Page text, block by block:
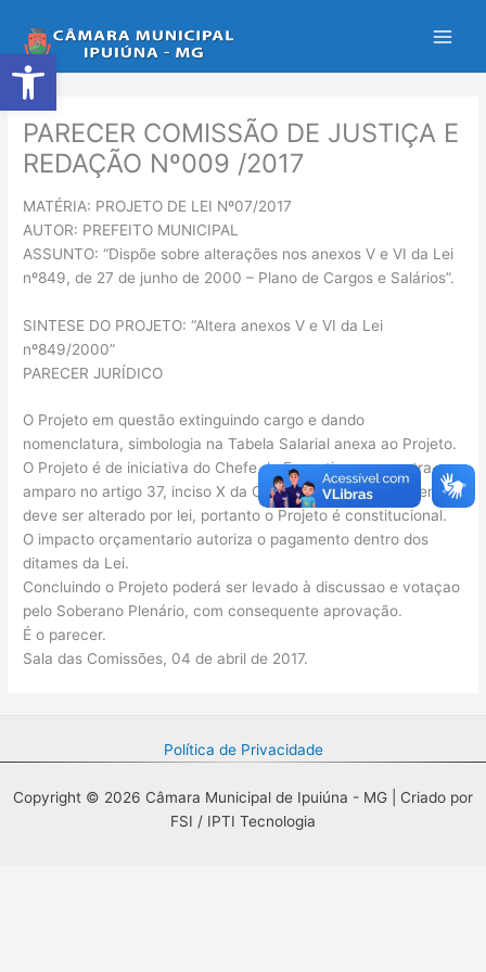
Abrir a barra de ferramentas
para
o
conteúdo
PARECER COMISSÃO DE JUSTIÇA E
REDAÇÃO Nº009 /2017
MATÉRIA: PROJETO DE LEI Nº07/2017
AUTOR: PREFEITO MUNICIPAL
ASSUNTO: “Dispõe sobre alterações nos anexos V e VI da Lei
nº849, de 27 de junho de 2000 – Plano de Cargos e Salários”.
SINTESE DO PROJETO: “Altera anexos V e VI da Lei
nº849/2000”
PARECER JURÍDICO
O Projeto em questão extinguindo cargo e dando
nomenclatura, simbologia na Tabela Salarial anexa ao Projeto.
O Projeto é de iniciativa do Chefe do Executivo e encontra-se
amparo no artigo 37, inciso X da CF, onde exige que somente
deve ser alterado por lei, portanto o Projeto é constitucional.
O impacto orçamentario autoriza o pagamento dentro dos
ditames da Lei.
Concluindo o Projeto poderá ser levado à discussao e votaçao
pelo Soberano Plenário, com consequente aprovação.
É o parecer.
Sala das Comissões, 04 de abril de 2017.
Política de Privacidade
Copyright © 2026 Câmara Municipal de Ipuiúna - MG | Criado por
FSI / IPTI Tecnologia